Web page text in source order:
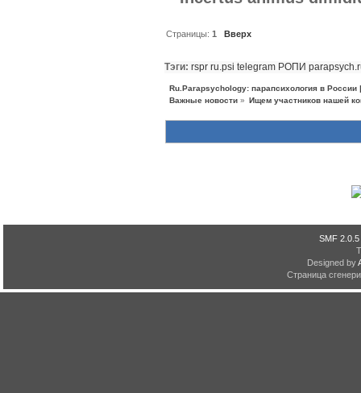
Страницы:1 Вверх
Тэги: rspr ru.psi telegram РОПИ
Ru.Parapsychology: парапсихология в
Важные новости » Ищем участников нашей
SMF 2.0.5
Designed by
Страница